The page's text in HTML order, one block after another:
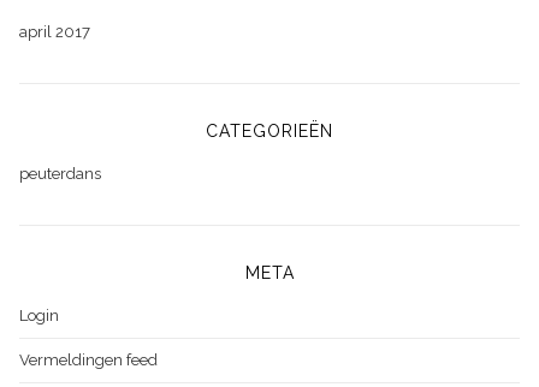
april 2017
CATEGORIEËN
peuterdans
META
Login
Vermeldingen feed